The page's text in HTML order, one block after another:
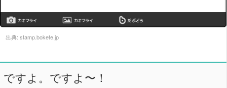
出典: stamp.bokete.jp
ですよ。ですよ〜！